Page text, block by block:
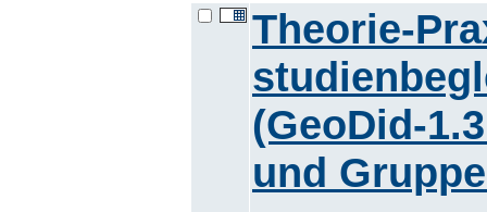
Theorie-
(GeoDid-
und